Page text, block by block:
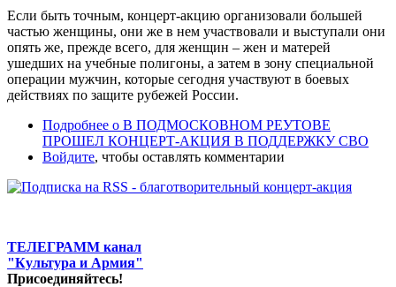
Если быть точным, концерт-акцию организовали большей
частью женщины, они же в нем участвовали и выступали они
опять же, прежде всего, для женщин – жен и матерей
ушедших на учебные полигоны, а затем в зону специальной
операции мужчин, которые сегодня участвуют в боевых
действиях по защите рубежей России.
Подробнее о В ПОДМОСКОВНОМ РЕУТОВЕ
ПРОШЕЛ КОНЦЕРТ-АКЦИЯ В ПОДДЕРЖКУ СВО
Войдите, чтобы оставлять комментарии
ТЕЛЕГРАММ канал
"Культура и Армия"
Присоединяйтесь!